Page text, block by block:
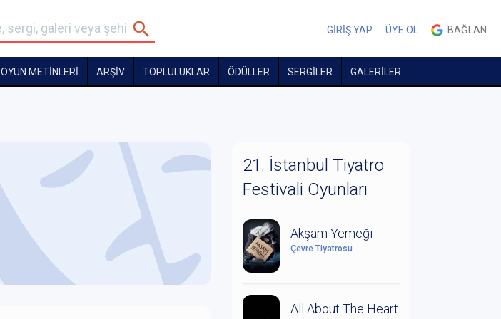
GİRİŞ YAP ÜYE OL BAĞLAN
OYUN METİNLERİ ARŞİV TOPLULUKLAR ÖDÜLLER SERGİLER GALERİLER
21. İstanbul Tiyatro
Festivali Oyunları
Akşam Yemeği
Çevre Tiyatrosu
All About The Heart